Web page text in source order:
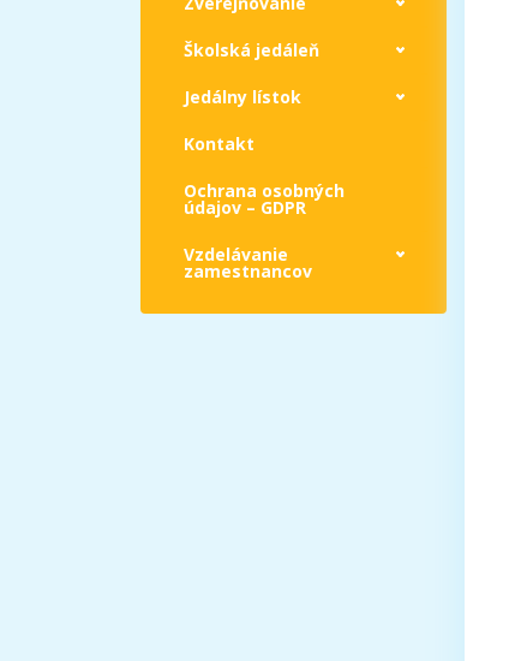
Školská jedáleň
Jedálny lístok
Kontakt
Ochrana osobných
údajov – GDPR
Vzdelávanie
zamestnancov